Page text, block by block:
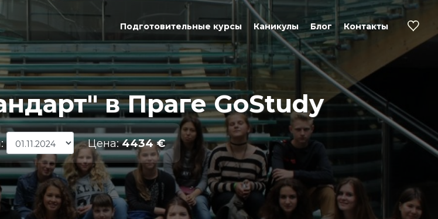
Подготовительные курсы Каникулы Блог Контакты
в Праге GoStudy
Цена:4434 €